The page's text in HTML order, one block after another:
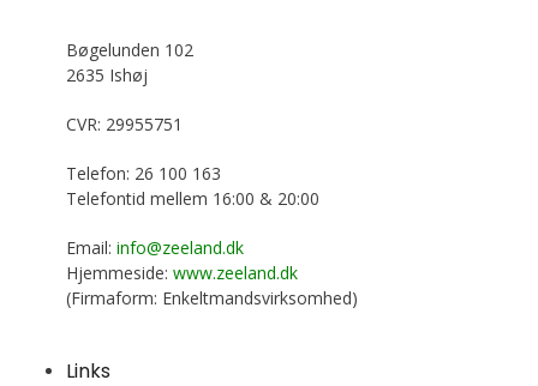
Bøgelunden 102
2635 Ishøj
CVR: 29955751
Telefon: 26 100 163
Telefontid mellem 16:00 & 20:00
Email: info@zeeland.dk
Hjemmeside: www.zeeland.dk
(Firmaform: Enkeltmandsvirksomhed)
Links